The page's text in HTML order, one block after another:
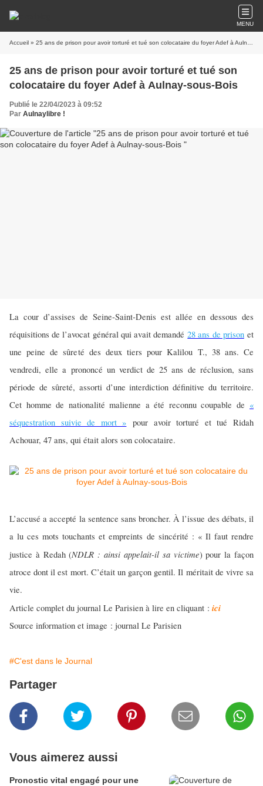
MENU
Accueil » 25 ans de prison pour avoir torturé et tué son colocataire du foyer Adef à Aulnay-sous-Bois
25 ans de prison pour avoir torturé et tué son
colocataire du foyer Adef à Aulnay-sous-Bois
Publié le 22/04/2023 à 09:52
Par Aulnaylibre !
La cour d’assises de Seine-Saint-Denis est allée en dessous des
réquisitions de l’avocat général qui avait demandé28 ans de prisonet
une peine de sûreté des deux tiers pour Kalilou T., 38 ans. Ce
vendredi, elle a prononcé un verdict de 25 ans de réclusion, sans
période de sûreté, assorti d’une interdiction définitive du territoire.
Cet homme de nationalité malienne a été reconnu coupable de «
séquestration suivie de mort » pour avoir torturé et tué Ridah
Achouar, 47 ans, qui était alors son colocataire.
L’accusé a accepté la sentence sans broncher. À l’issue des débats, il
a lu ces mots touchants et empreints de sincérité : « Il faut rendre
justice à Redah (NDLR : ainsi appelait-il sa victime) pour la façon
atroce dont il est mort. C’était un garçon gentil. Il méritait de vivre sa
vie.
Article complet du journal Le Parisien à lire en cliquant : ici
Source information et image : journal Le Parisien
#C'est dans le Journal
Partager
Vous aimerez aussi
Pronostic vital engagé pour une